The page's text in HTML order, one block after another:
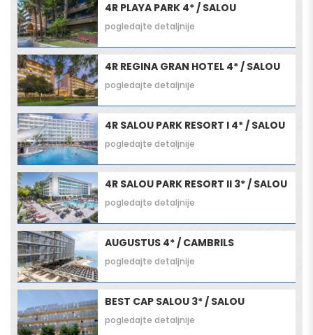
4R PLAYA PARK 4* / SALOU
pogledajte detaljnije
4R REGINA GRAN HOTEL 4* / SALOU
pogledajte detaljnije
4R SALOU PARK RESORT I 4* / SALOU
pogledajte detaljnije
4R SALOU PARK RESORT II 3* / SALOU
pogledajte detaljnije
AUGUSTUS 4* / CAMBRILS
pogledajte detaljnije
BEST CAP SALOU 3* / SALOU
pogledajte detaljnije